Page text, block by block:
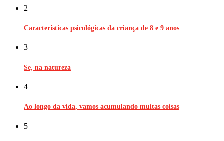
2
Características psicológicas da criança de 8 e 9 anos
3
Se, na natureza
4
Ao longo da vida, vamos acumulando muitas coisas
5